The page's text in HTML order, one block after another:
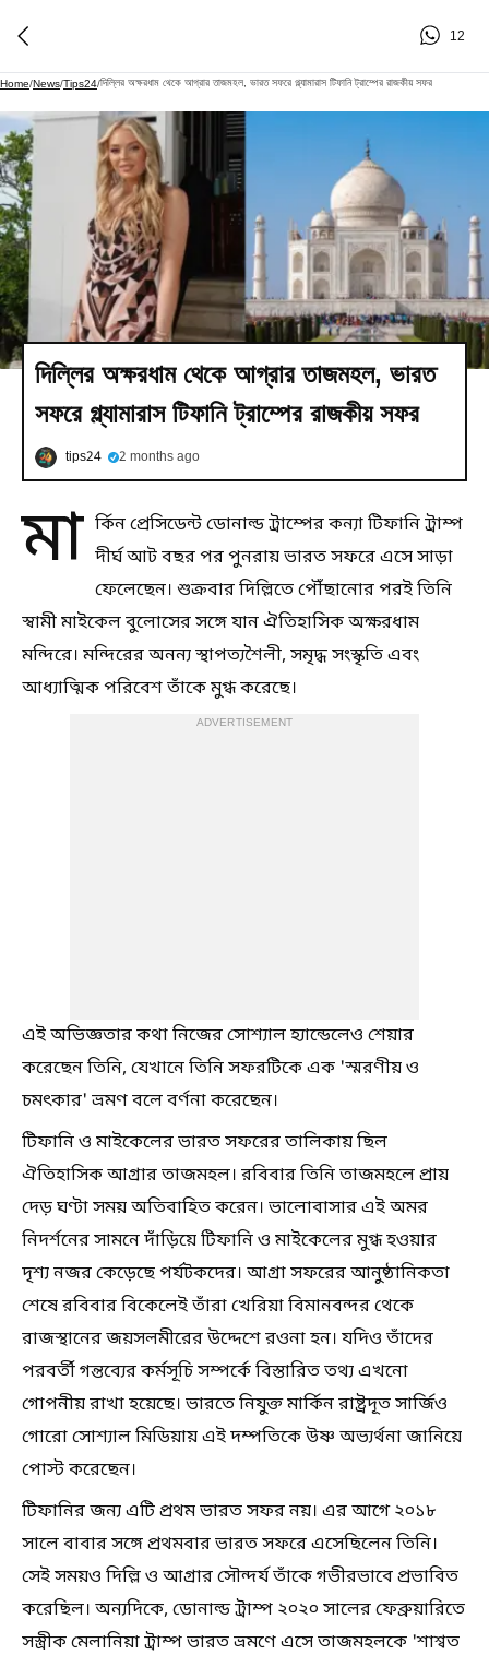
12
Home/News/Tips24/দিল্লির অক্ষরধাম থেকে আগ্রার তাজমহল, ভারত সফরে গ্ল্যামারাস টিফানি ট্রাম্পের রাজকীয় সফর
দিল্লির অক্ষরধাম থেকে আগ্রার তাজমহল, ভারত
সফরে গ্ল্যামারাস টিফানি ট্রাম্পের রাজকীয় সফর
tips24 2 months ago
মা র্কিন প্রেসিডেন্ট ডোনাল্ড ট্রাম্পের কন্যা টিফানি ট্রাম্প
দীর্ঘ আট বছর পর পুনরায় ভারত সফরে এসে সাড়া
ফেলেছেন। শুক্রবার দিল্লিতে পৌঁছানোর পরই তিনি
স্বামী মাইকেল বুলোসের সঙ্গে যান ঐতিহাসিক অক্ষরধাম
মন্দিরে। মন্দিরের অনন্য স্থাপত্যশৈলী, সমৃদ্ধ সংস্কৃতি এবং
আধ্যাত্মিক পরিবেশ তাঁকে মুগ্ধ করেছে।
ADVERTISEMENT
এই অভিজ্ঞতার কথা নিজের সোশ্যাল হ্যান্ডেলেও শেয়ার
করেছেন তিনি, যেখানে তিনি সফরটিকে এক 'স্মরণীয় ও
চমৎকার' ভ্রমণ বলে বর্ণনা করেছেন।
টিফানি ও মাইকেলের ভারত সফরের তালিকায় ছিল
ঐতিহাসিক আগ্রার তাজমহল। রবিবার তিনি তাজমহলে প্রায়
দেড় ঘণ্টা সময় অতিবাহিত করেন। ভালোবাসার এই অমর
নিদর্শনের সামনে দাঁড়িয়ে টিফানি ও মাইকেলের মুগ্ধ হওয়ার
দৃশ্য নজর কেড়েছে পর্যটকদের। আগ্রা সফরের আনুষ্ঠানিকতা
শেষে রবিবার বিকেলেই তাঁরা খেরিয়া বিমানবন্দর থেকে
রাজস্থানের জয়সলমীরের উদ্দেশে রওনা হন। যদিও তাঁদের
পরবর্তী গন্তব্যের কর্মসূচি সম্পর্কে বিস্তারিত তথ্য এখনো
গোপনীয় রাখা হয়েছে। ভারতে নিযুক্ত মার্কিন রাষ্ট্রদূত সার্জিও
গোরো সোশ্যাল মিডিয়ায় এই দম্পতিকে উষ্ণ অভ্যর্থনা জানিয়ে
পোস্ট করেছেন।
টিফানির জন্য এটি প্রথম ভারত সফর নয়। এর আগে ২০১৮
সালে বাবার সঙ্গে প্রথমবার ভারত সফরে এসেছিলেন তিনি।
সেই সময়ও দিল্লি ও আগ্রার সৌন্দর্য তাঁকে গভীরভাবে প্রভাবিত
করেছিল। অন্যদিকে, ডোনাল্ড ট্রাম্প ২০২০ সালের ফেব্রুয়ারিতে
সস্ত্রীক মেলানিয়া ট্রাম্প ভারত ভ্রমণে এসে তাজমহলকে 'শাশ্বত